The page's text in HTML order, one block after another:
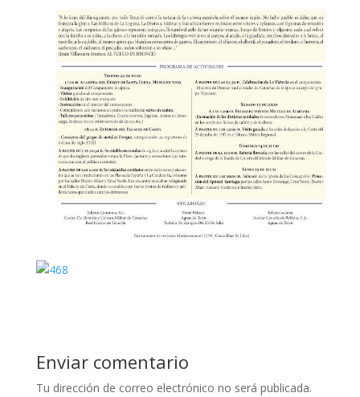
Enviar comentario
Tu dirección de correo electrónico no será publicada.